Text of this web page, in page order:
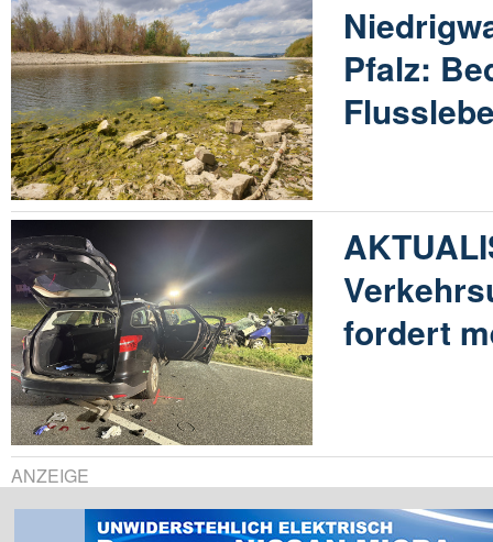
Pfalz:
fordert
ANZEIGE